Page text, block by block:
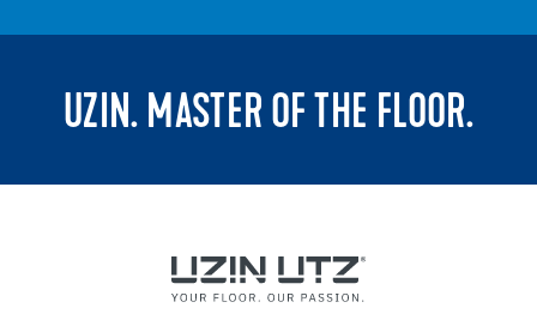
UZIN. MASTER OF THE FLOOR.